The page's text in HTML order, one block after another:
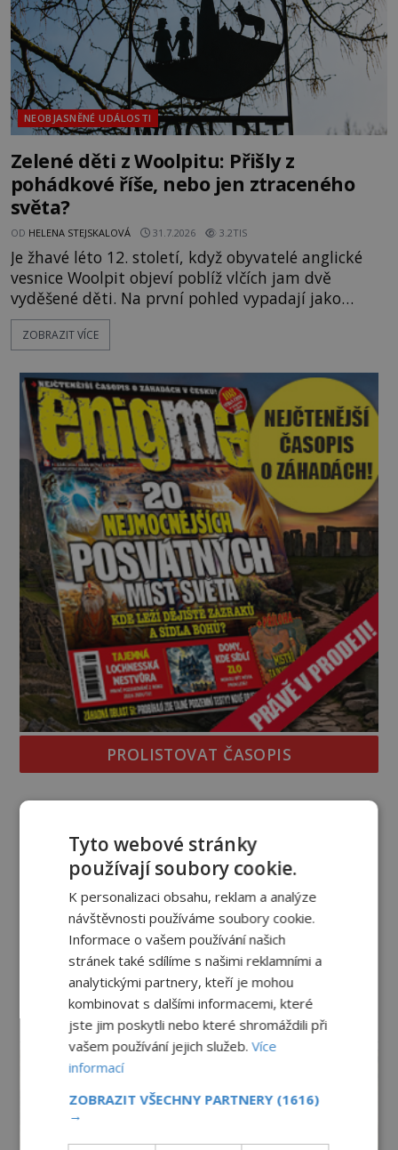
NEOBJASNĚNÉ UDÁLOSTI
Zelené děti z Woolpitu: Přišly z
pohádkové říše, nebo jen ztraceného
světa?
OD HELENA STEJSKALOVÁ 31.7.2026 3.2TIS
Je žhavé léto 12. století, když obyvatelé anglické
vesnice Woolpit objeví poblíž vlčích jam dvě
vyděšené děti. Na první pohled vypadají jako
každé jiné, až na jednu děsivou výjimku. Jejich
kůže má nazelenalý odstín, mluví
kromě syrových bobů. Příběh se rychle stává
jednou z největších záhad středověké Anglie a ani
po téměř devíti stech letech není
ZOBRAZIT VÍCE
PROLISTOVAT ČASOPIS
reklama
Tyto webové stránky
používají soubory cookie.
K personalizaci obsahu, reklam a analýze
návštěvnosti používáme soubory cookie.
Informace o vašem používání našich
stránek také sdílíme s našimi reklamními a
analytickými partnery, kteří je mohou
kombinovat s dalšími informacemi, které
jste jim poskytli nebo které shromáždili při
vašem používání jejich služeb.Více
informací
ZOBRAZIT VŠECHNY PARTNERY (1616)
→